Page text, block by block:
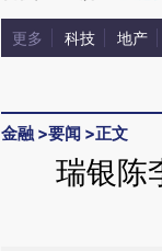
更多 科技 地产
金融 >要闻 >正文
瑞银陈